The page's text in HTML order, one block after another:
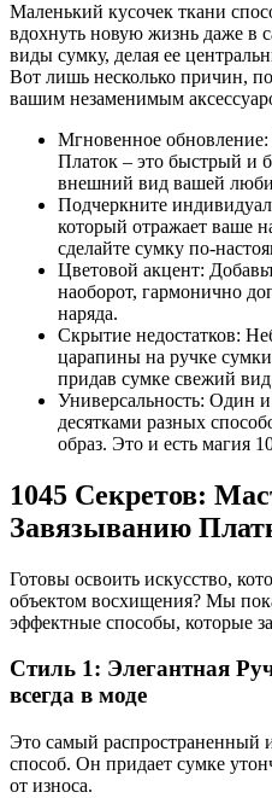
Маленький кусочек ткани
вдохнуть новую жизнь даже
виды сумку, делая ее
Вот лишь несколько причин,
вашим незаменимым
Мгновенное обновление:
Платок – это быстрый и
внешний вид вашей
Подчеркните
который отражает ваше
сделайте сумку по-
Цветовой акцент:
наоборот, гармонично
наряда.
Скрытие недостатков:
царапины на ручке
придав сумке свежий
Универсальность: Один
десятками разных
образ. Это и есть магия
1045 Секретов:
Завязыванию
Готовы освоить искусство,
объектом восхищения? Мы
эффектные способы, которые
Стиль 1: Элегантная
всегда в моде
Это самый распространенный
способ. Он придает сумке
от износа.